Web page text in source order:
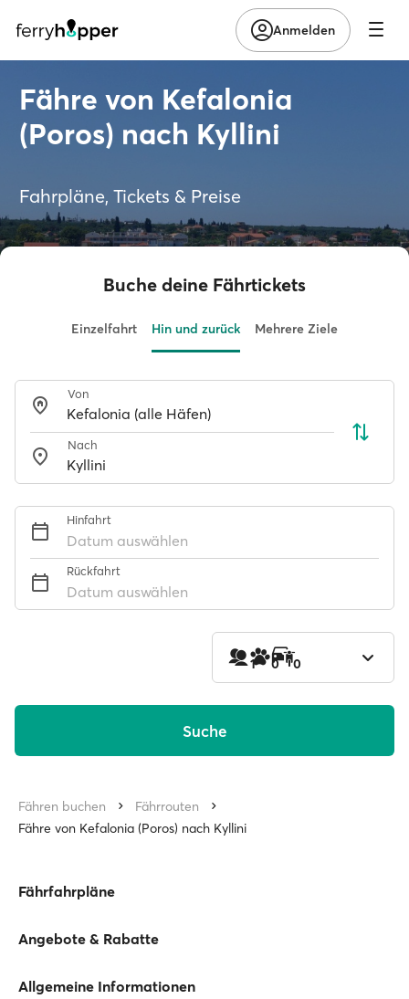
Anmelden
Fähre von Kefalonia
(Poros) nach Kyllini
Fahrpläne, Tickets & Preise
Buche deine Fährtickets
Einzelfahrt Hin und zurück Mehrere Ziele
Von
Nach
Hinfahrt
Datum auswählen
Rückfahrt
Datum auswählen
1 0 0
Suche
Fähren buchen
Fährrouten
Fähre von Kefalonia (Poros) nach Kyllini
Fährfahrpläne
Angebote & Rabatte
Allgemeine Informationen